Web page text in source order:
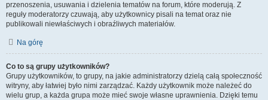
przenoszenia, usuwania i dzielenia tematów na forum, które moderują. Z
reguły moderatorzy czuwają, aby użytkownicy pisali na temat oraz nie
publikowali niewłaściwych i obraźliwych materiałów.
Na górę
Co to są grupy użytkowników?
Grupy użytkowników, to grupy, na jakie administratorzy dzielą całą społeczność
witryny, aby łatwiej było nimi zarządzać. Każdy użytkownik może należeć do
wielu grup, a każda grupa może mieć swoje własne uprawnienia. Dzięki temu